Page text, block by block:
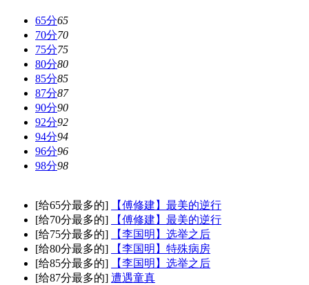
65分65
70分70
75分75
80分80
85分85
87分87
90分90
92分92
94分94
96分96
98分98
[给65分最多的]
【傅修建】最美的逆行
[给70分最多的]
【傅修建】最美的逆行
[给75分最多的]
【李国明】选举之后
[给80分最多的]
【李国明】特殊病房
[给85分最多的]
【李国明】选举之后
[给87分最多的] 遭遇童真